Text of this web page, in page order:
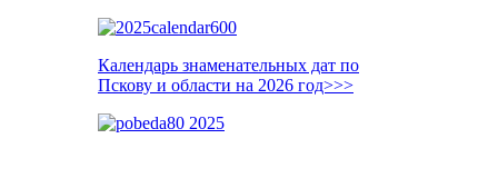
Календарь знаменательных дат по
Пскову и области на 2026 год>>>